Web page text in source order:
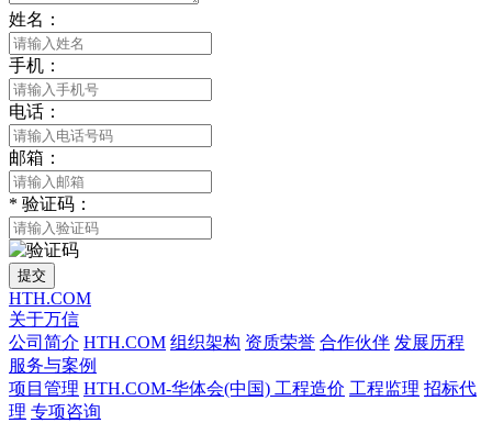
姓名：
手机：
电话：
邮箱：
* 验证码：
提交
HTH.COM
关于万信
公司简介 HTH.COM 组织架构 资质荣誉 合作伙伴 发展历程
服务与案例
项目管理 HTH.COM-华体会(中国) 工程造价 工程监理 招标代
理 专项咨询